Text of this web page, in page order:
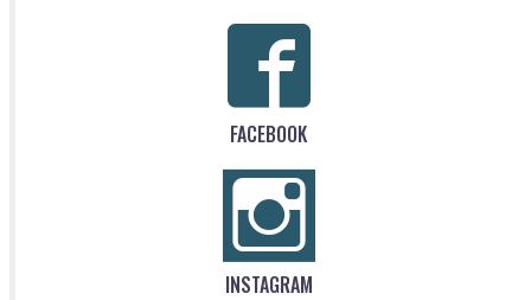
FACEBOOK
INSTAGRAM